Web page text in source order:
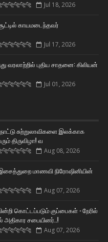
Jul 18, 2026
காயமடைந்தவர்
Jul 17, 2026
புதிய சாதனை: கிலியன்
Jul 01, 2026
சுற்றுலாவிகளை இலக்காக
திருவிழா! வ
Aug 08, 2026
மாணவி நிரோஷினியின்
Aug 07, 2026
கொட்டப்படும் குப்பைகள் - நேரில்
அதிகார சபையினர்..!
Aug 07, 2026